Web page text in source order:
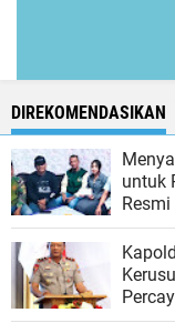
DIREKOMENDASIKAN
untuk